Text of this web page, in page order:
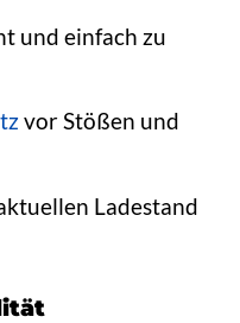
und einfach zu
vor Stößen und
Ladestand